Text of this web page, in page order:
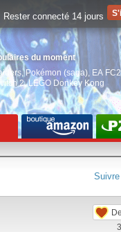
du moment
, Pokémon (saga) EA
2,LEGO Donkey Kong
3
Rester connecté 14 jours